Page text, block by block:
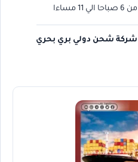
من 6 صباحا الي 11 مساءا
شركة شحن دولي بري بحري جوي
0568829975